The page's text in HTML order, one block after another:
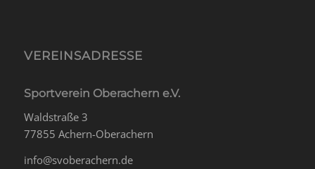
VEREINSADRESSE
Sportverein Oberachern e.V.
Waldstraße 3
77855 Achern-Oberachern
info@svoberachern.de